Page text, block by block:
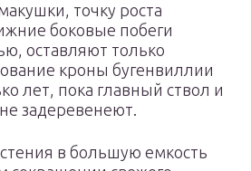
точку роста
боковые побеги
оставляют только
кроны бугенвиллии
лет, пока главный ствол и
задеревенеют.
в большую емкость